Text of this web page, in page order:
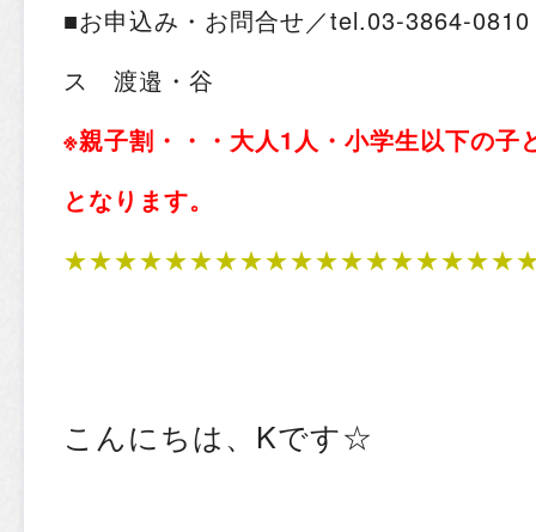
■お申込み・お問合せ／tel.03-3864-
ス 渡邉・谷
※親子割・・・大人1人・小学生以下の子
となります。
こんにちは、Kです☆